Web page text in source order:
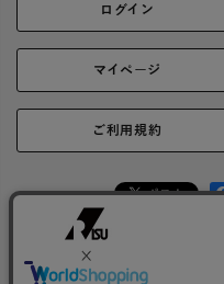
ログイン
マイページ
ご利用規約
プライバシーポリシー